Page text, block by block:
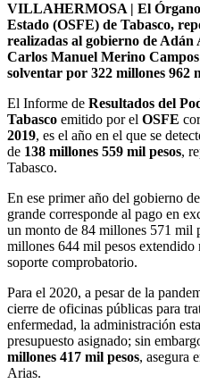
VILLAHERMOSA | El Órgano
Estado (OSFE) de Tabasco,
realizadas al gobierno de
Carlos Manuel Merino
solventar por 322 millones 962
El Informe de Resultados del
Tabasco emitido por el OSFE
2019, es el año en el que se
de 138 millones 559 mil pesos,
Tabasco.
En ese primer año del gobierno
grande corresponde al pago en
un monto de 84 millones 571 mil
millones 644 mil pesos extendido
soporte comprobatorio.
Para el 2020, a pesar de la
cierre de oficinas públicas para
enfermedad, la administración
presupuesto asignado; sin
millones 417 mil pesos, asegura
Arias.